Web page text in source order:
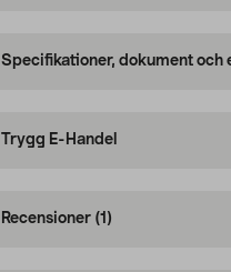
Specifikationer, dokument och
Trygg E-Handel
Recensioner (1)